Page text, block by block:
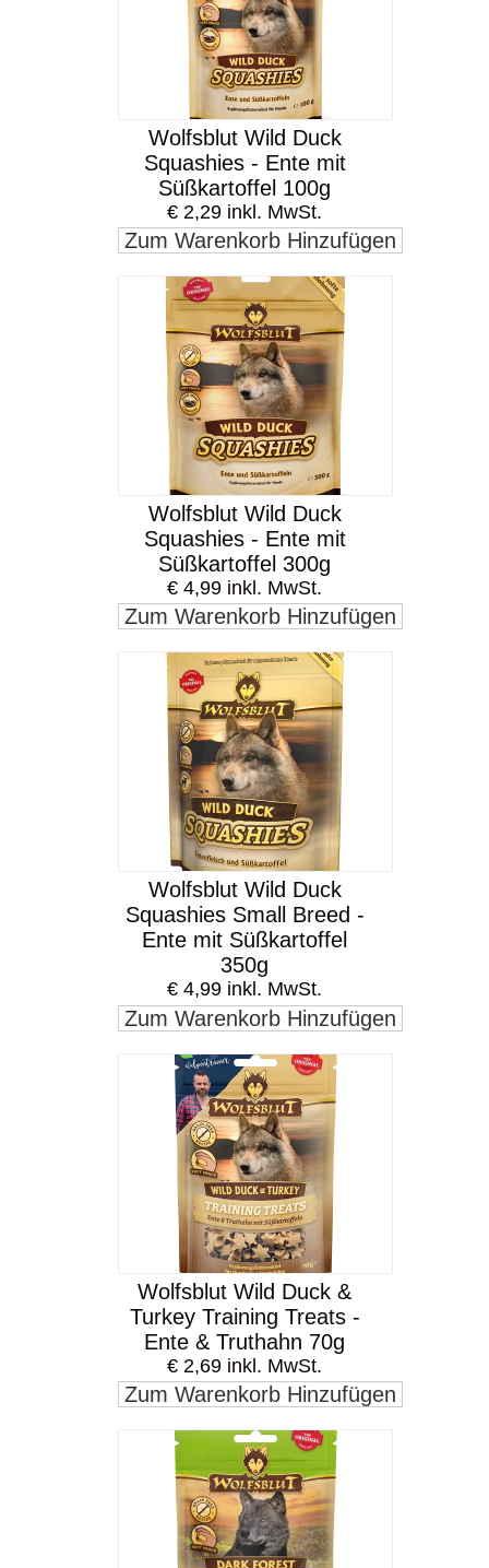
Wolfsblut Wild Duck
Squashies - Ente mit
Süßkartoffel 100g
€ 2,29 inkl. MwSt.
Zum Warenkorb Hinzufügen
Wolfsblut Wild Duck
Squashies - Ente mit
Süßkartoffel 300g
€ 4,99 inkl. MwSt.
Zum Warenkorb Hinzufügen
Wolfsblut Wild Duck
Squashies Small Breed -
Ente mit Süßkartoffel
350g
€ 4,99 inkl. MwSt.
Zum Warenkorb Hinzufügen
Wolfsblut Wild Duck &
Turkey Training Treats -
Ente & Truthahn 70g
€ 2,69 inkl. MwSt.
Zum Warenkorb Hinzufügen